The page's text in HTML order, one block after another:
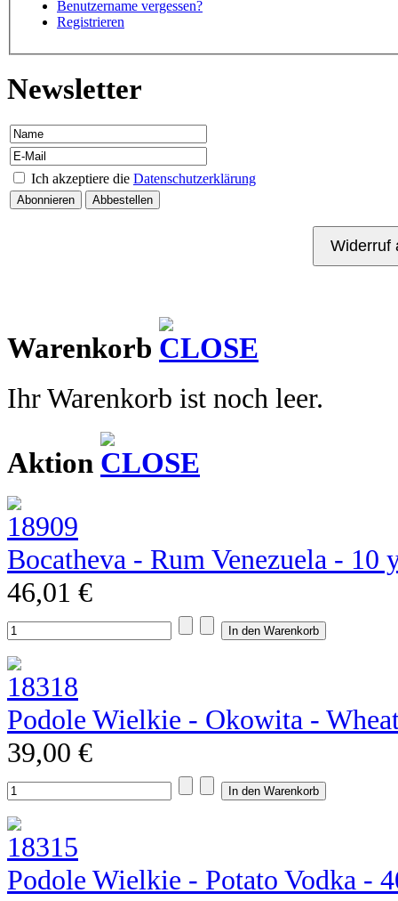
Benutzername vergessen?
Registrieren
Newsletter
Ich akzeptiere die Datenschutzerklärung
Warenkorb
Ihr Warenkorb ist noch leer.
Aktion
Bocatheva - Rum Venezuela - 10
46,01 €
Podole Wielkie - Okowita -
39,00 €
Podole Wielkie - Potato Vodka -